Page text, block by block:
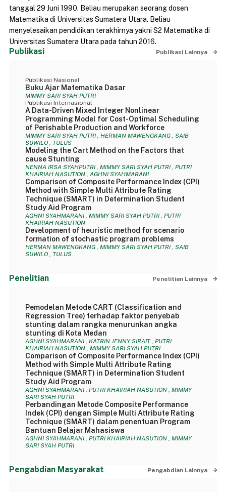
tanggal 29 Juni 1990. Beliau merupakan seorang dosen
Matematika di Universitas Sumatera Utara. Beliau
menyelesaikan pendidikan terakhirnya yakni S2 Matematika di
Universitas Sumatera Utara pada tahun 2016.
Publikasi Publikasi Lainnya
Publikasi Nasional
Buku Ajar Matematika Dasar
MIMMY SARI SYAH PUTRI
Publikasi Internasional
A Data-Driven Mixed Integer Nonlinear
Programming Model for Cost-Optimal Scheduling
of Perishable Production and Workforce
MIMMY SARI SYAH PUTRI , HERMAN MAWENGKANG , SAIB
SUWILO , TULUS
Modeling the Cart Method on the Factors that
cause Stunting
NENNA IRSA SYAHPUTRI , MIMMY SARI SYAH PUTRI , PUTRI
KHAIRIAH NASUTION , AGHNI SYAHMARANI
Comparison of Composite Performance Index (CPI)
Method with Simple Multi Attribute Rating
Technique (SMART) in Determination Student
Study Aid Program
AGHNI SYAHMARANI , MIMMY SARI SYAH PUTRI , PUTRI
KHAIRIAH NASUTION
Development of heuristic method for scenario
formation of stochastic program problems
HERMAN MAWENGKANG , MIMMY SARI SYAH PUTRI , SAIB
SUWILO , TULUS
Penelitian Penelitian Lainnya
Pemodelan Metode CART (Classification and
Regression Tree) terhadap faktor penyebab
stunting dalam rangka menurunkan angka
stunting di Kota Medan
AGHNI SYAHMARANI , KATRIN JENNY SIRAIT , PUTRI
KHAIRIAH NASUTION , MIMMY SARI SYAH PUTRI
Comparison of Composite Performance Index (CPI)
Method with Simple Multi Attribute Rating
Technique (SMART) in Determination Student
Study Aid Program
AGHNI SYAHMARANI , PUTRI KHAIRIAH NASUTION , MIMMY
SARI SYAH PUTRI
Perbandingan Metode Composite Performance
Indek (CPI) dengan Simple Multi Attribute Rating
Technique (SMART) dalam penentuan Program
Bantuan Belajar Mahasiswa
AGHNI SYAHMARANI , PUTRI KHAIRIAH NASUTION , MIMMY
SARI SYAH PUTRI
Pengabdian Masyarakat Pengabdian Lainnya